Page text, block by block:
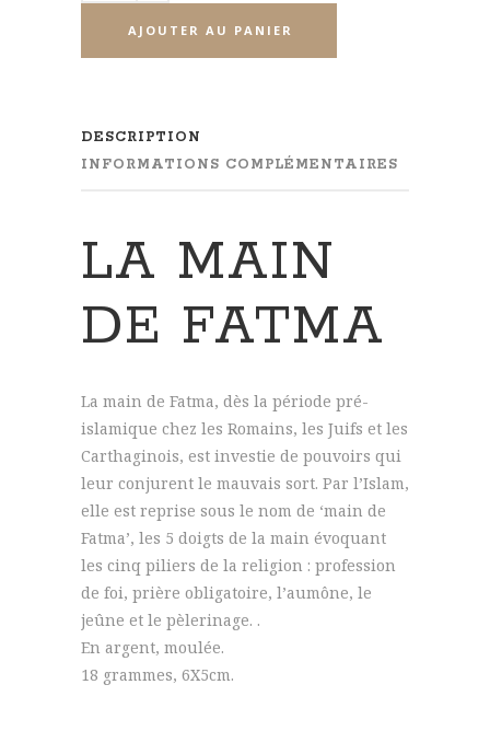
AJOUTER AU PANIER
DESCRIPTION
INFORMATIONS COMPLÉMENTAIRES
LA MAIN
DE FATMA
La main de Fatma, dès la période pré-
islamique chez les Romains, les Juifs et les
Carthaginois, est investie de pouvoirs qui
leur conjurent le mauvais sort. Par l’Islam,
elle est reprise sous le nom de ‘main de
Fatma’, les 5 doigts de la main évoquant
les cinq piliers de la religion : profession
de foi, prière obligatoire, l’aumône, le
jeûne et le pèlerinage. .
En argent, moulée.
18 grammes, 6X5cm.